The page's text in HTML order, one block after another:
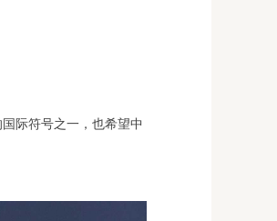
际符号之一，也希望中